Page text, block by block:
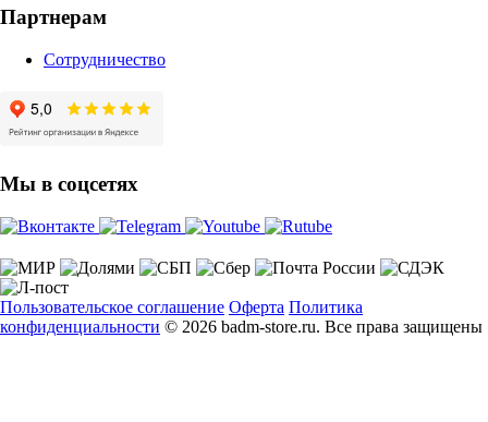
Партнерам
Сотрудничество
Мы в соцсетях
Пользовательское соглашение Оферта Политика
конфиденциальности © 2026 badm-store.ru. Все права защищены